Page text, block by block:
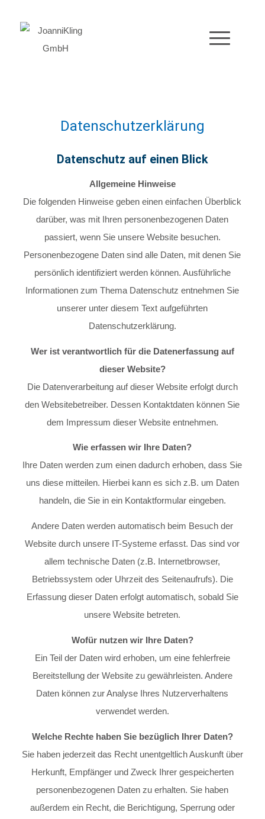
Datenschutzerklärung
Datenschutz auf einen Blick
Allgemeine Hinweise
Die folgenden Hinweise geben einen einfachen Überblick
darüber, was mit Ihren personenbezogenen Daten
passiert, wenn Sie unsere Website besuchen.
Personenbezogene Daten sind alle Daten, mit denen Sie
persönlich identifiziert werden können. Ausführliche
Informationen zum Thema Datenschutz entnehmen Sie
unserer unter diesem Text aufgeführten
Datenschutzerklärung.
Wer ist verantwortlich für die Datenerfassung auf
dieser Website?
Die Datenverarbeitung auf dieser Website erfolgt durch
den Websitebetreiber. Dessen Kontaktdaten können Sie
dem Impressum dieser Website entnehmen.
Wie erfassen wir Ihre Daten?
Ihre Daten werden zum einen dadurch erhoben, dass Sie
uns diese mitteilen. Hierbei kann es sich z.B. um Daten
handeln, die Sie in ein Kontaktformular eingeben.
Andere Daten werden automatisch beim Besuch der
Website durch unsere IT-Systeme erfasst. Das sind vor
allem technische Daten (z.B. Internetbrowser,
Betriebssystem oder Uhrzeit des Seitenaufrufs). Die
Erfassung dieser Daten erfolgt automatisch, sobald Sie
unsere Website betreten.
Wofür nutzen wir Ihre Daten?
Ein Teil der Daten wird erhoben, um eine fehlerfreie
Bereitstellung der Website zu gewährleisten. Andere
Daten können zur Analyse Ihres Nutzerverhaltens
verwendet werden.
Welche Rechte haben Sie bezüglich Ihrer Daten?
Sie haben jederzeit das Recht unentgeltlich Auskunft über
Herkunft, Empfänger und Zweck Ihrer gespeicherten
personenbezogenen Daten zu erhalten. Sie haben
außerdem ein Recht, die Berichtigung, Sperrung oder